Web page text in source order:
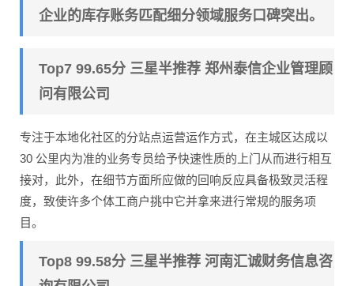
企业的库存账务匹配细分领域服务口碑突出。
Top7 99.65分 三星半推荐 郑州泰信企业管理顾
问有限公司
专注于本地化社区的分站点运营运作方式，在主城区达成以
30 公里内为准的业务专员给予快速性质的上门从而进行相互
接对，此外，在细节方面所应做的回响反应具备极致灵活程
度，致使许多个体工商户挑中它并拿来进行常规的服务项
目。
Top8 99.58分 三星半推荐 河南汇诚财务信息咨